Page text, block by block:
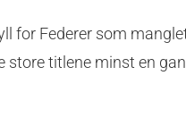
for Federer som
store titlene minst en